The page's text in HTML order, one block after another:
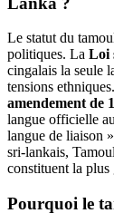
Le statut du
politiques. La Loi
cingalais la seule
tensions
amendement de
langue officielle
langue de liaison
sri-lankais,
constituent la
Pourquoi le